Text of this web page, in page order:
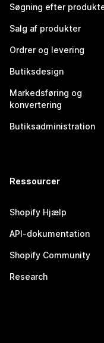
Søgning efter
Salg af produkter
Ordrer og levering
Butiksdesign
Markedsføring og
konvertering
Butiksadministration
Ressourcer
Shopify Hjælp
API-dokumentation
Shopify Community
Research